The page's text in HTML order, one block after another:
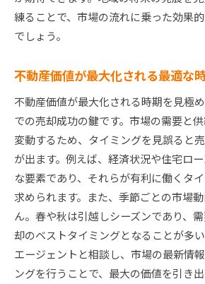
練ることで、市場の流れに乗った効果
でしょう。
不動産価値が最大化される最適な
不動産価値が最大化される時期を見極
での売却成功の鍵です。市場の需要と
変動するため、タイミングを見誤ると
が出ます。例えば、経済状況や住宅ロ
な要素であり、それらが有利に働くタ
求められます。また、季節ごとの市場
ん。春や秋は引越しシーズンであり、
却のベストタイミングとなることが多
エージェントと相談し、市場の最新情
ングを行うことで、最大の価値を引き